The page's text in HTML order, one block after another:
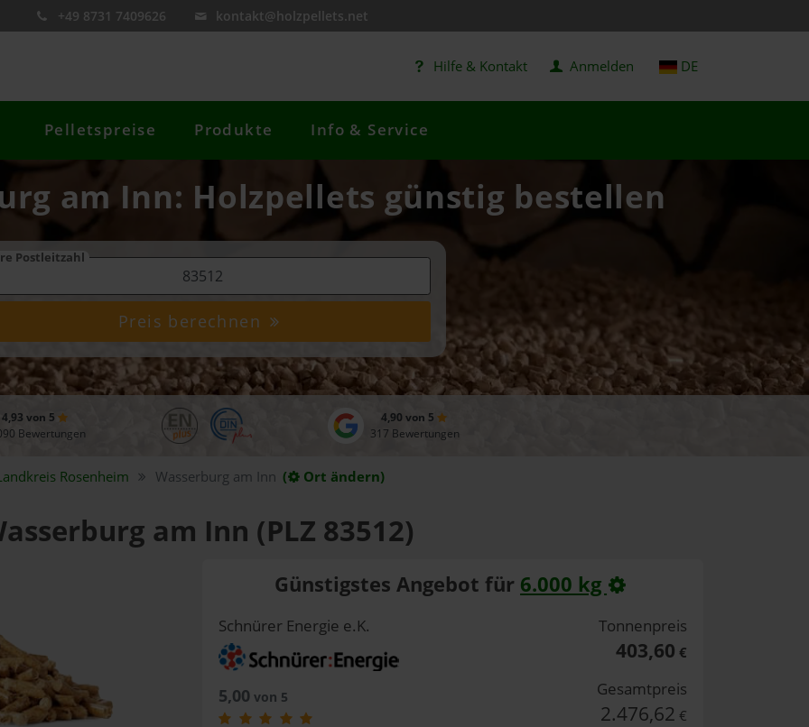
+49 8731 7409626 kontakt@holzpellets.net
Hilfe & Kontakt Anmelden DE
Pelletspreise Produkte Info & Service
am Inn: Holzpellets günstig bestellen
Postleitzahl
Preis berechnen
4,93 von 5
Bewertungen
4,90 von 5
317 Bewertungen
Rosenheim Wasserburg am Inn ( Ort ändern)
am Inn (PLZ 83512)
Günstigstes Angebot für 6.000 kg
Schnürer Energie e.K.
5,00 von 5
Tonnenpreis
403,60 €
Gesamtpreis
2.476,62 €